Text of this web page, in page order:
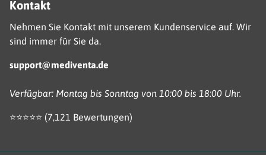
Kontakt
Nehmen Sie Kontakt mit unserem Kundenservice auf. Wir
sind immer für Sie da.
support@mediventa.de
Verfügbar: Montag bis Sonntag von 10:00 bis 18:00 Uhr.
⭐️⭐️⭐️️⭐️⭐️ (7,121 Bewertungen)